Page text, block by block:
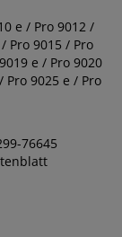
e / Pro 9012 /
Pro 9015 / Pro
e / Pro 9020
Pro 9025 e / Pro
76645